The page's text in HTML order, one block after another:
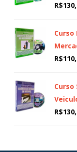
R$
R$
Curso
R$